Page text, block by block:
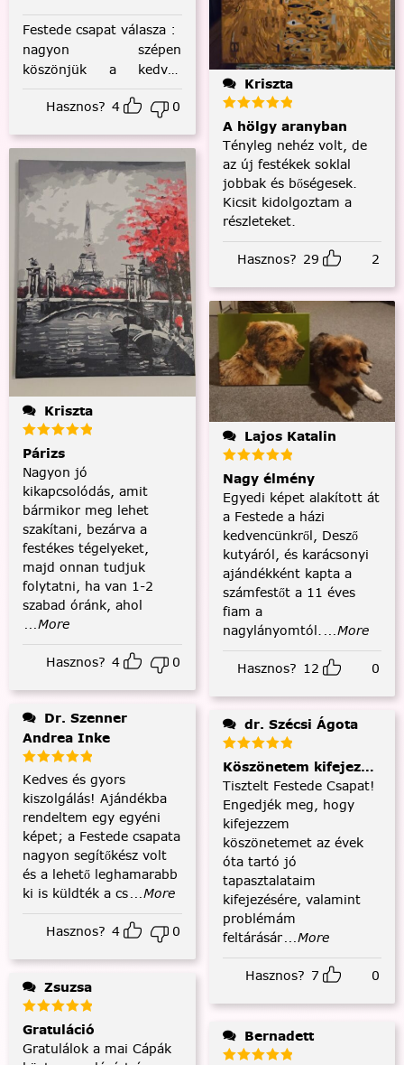
Festede csapat válasza :
nagyon szépen
köszönjük a kedves
visszajelzést! :)
Hasznos? 4 0
Kriszta
Párizs
Nagyon jó
kikapcsolódás, amit
bármikor meg lehet
szakítani, bezárva a
festékes tégelyeket,
majd onnan tudjuk
folytatni, ha van 1-2
szabad óránk, ahol
...More
Hasznos? 4 0
Andrea Inke
Kedves és gyors
kiszolgálás! Ajándékba
rendeltem egy egyéni
képet; a Festede csapata
nagyon segítőkész volt
és a lehető leghamarabb
ki is küldték a cs...More
Hasznos? 4 0
Zsuzsa
Gratuláció
Gratulálok a mai Cápák
Kriszta
A hölgy aranyban
Tényleg nehéz volt, de
az új festékek soklal
jobbak és bőségesek.
Kicsit kidolgoztam a
részleteket.
Hasznos? 29 2
Lajos Katalin
Nagy élmény
Egyedi képet alakított át
a Festede a házi
kedvencünkről, Desző
kutyáról, és karácsonyi
ajándékként kapta a
számfestőt a 11 éves
fiam a
nagylányomtól. ...More
Hasznos? 12 0
dr. Szécsi Ágota
Köszönetem kifejezése
Tisztelt Festede Csapat!
Engedjék meg, hogy
kifejezzem
köszönetemet az évek
óta tartó jó
tapasztalataim
kifejezésére, valamint
problémám
feltárásár...More
Hasznos? 7 0
Bernadett